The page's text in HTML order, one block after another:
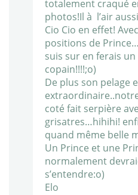
totalement craqué
photos!Il à l’air
Cio Cio en effet!
positions de
suis sur en ferais
copain!!!!;o)
De plus son pelage
coté fait serpière
grisatres…hihihi!
quand même belle
Un Prince et une
normalement
s’entendre:o)
Elo